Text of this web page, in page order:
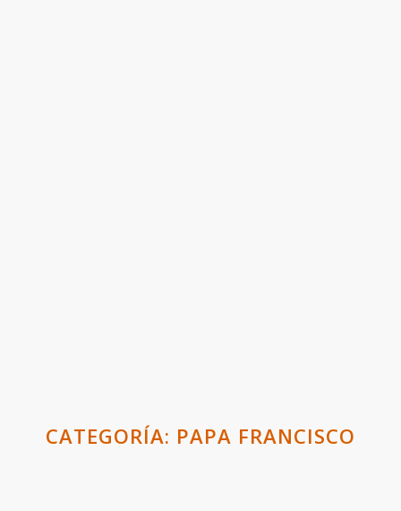
CATEGORÍA: PAPA FRANCISCO